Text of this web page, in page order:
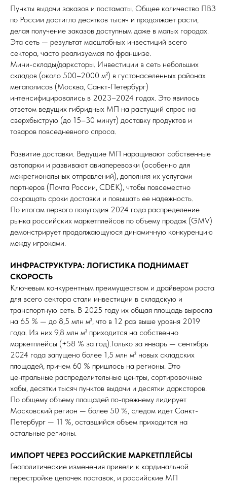
Пункты выдачи заказов и постаматы. Общее количество ПВЗ
по России достигло десятков тысяч и продолжает расти,
делая получение заказов доступным даже в малых городах.
Эта сеть — результат масштабных инвестиций всего
сектора, часто реализуемая по франшизе.
Мини-склады/дарксторы. Инвестиции в сеть небольших
складов (около 500–2000 м²) в густонаселенных районах
мегаполисов (Москва, Санкт-Петербург)
интенсифицировались в 2023–2024 годах. Это явилось
ответом ведущих гибридных МП на растущий спрос на
сверхбыструю (до 15–30 минут) доставку продуктов и
товаров повседневного спроса.
Развитие доставки. Ведущие МП наращивают собственные
автопарки и развивают авиаперевозки (особенно для
межрегиональных отправлений), дополняя их услугами
партнеров (Почта России, CDEK), чтобы повсеместно
сокращать сроки доставки и повышать ее надежность.
По итогам первого полугодия 2024 года распределение
рынка российских маркетплейсов по объему продаж (GMV)
демонстрирует продолжающуюся динамичную конкуренцию
между игроками.
ИНФРАСТРУКТУРА: ЛОГИСТИКА ПОДНИМАЕТ
СКОРОСТЬ
Ключевым конкурентным преимуществом и драйвером роста
для всего сектора стали инвестиции в складскую и
транспортную сеть. В 2025 году их общая площадь выросла
на 65 % — до 8,5 млн м², что в 12 раз выше уровня 2019
года. Из них 9,8 млн м² приходится на собственно
маркетплейсы (+58 % за год).Только за январь — сентябрь
2024 года запущено более 1,5 млн м² новых складских
площадей, причем 60 % пришлось на регионы. Это
центральные распределительные центры, сортировочные
хабы, десятки тысяч пунктов выдачи и десятки дарксторов.
По общему объему площадей по-прежнему лидирует
Московский регион — более 50 %, следом идет Санкт-
Петербург — 11 %, оставшийся объем приходится на
остальные регионы.
ИМПОРТ ЧЕРЕЗ РОССИЙСКИЕ МАРКЕТПЛЕЙСЫ
Геополитические изменения привели к кардинальной
перестройке цепочек поставок, и российские МП